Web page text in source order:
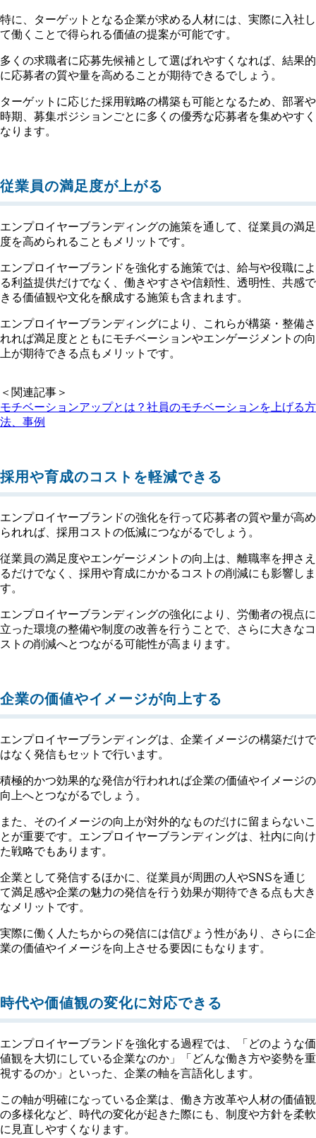
特に、ターゲットとなる企業が求める人材には、実際に入社し
て働くことで得られる価値の提案が可能です。
多くの求職者に応募先候補として選ばれやすくなれば、結果的
に応募者の質や量を高めることが期待できるでしょう。
ターゲットに応じた採用戦略の構築も可能となるため、部署や
時期、募集ポジションごとに多くの優秀な応募者を集めやすく
なります。
従業員の満足度が上がる
エンプロイヤーブランディングの施策を通して、従業員の満足
度を高められることもメリットです。
エンプロイヤーブランドを強化する施策では、給与や役職によ
る利益提供だけでなく、働きやすさや信頼性、透明性、共感で
きる価値観や文化を醸成する施策も含まれます。
エンプロイヤーブランディングにより、これらが構築・整備さ
れれば満足度とともにモチベーションやエンゲージメントの向
上が期待できる点もメリットです。
＜関連記事＞
モチベーションアップとは？社員のモチベーションを上げる方
法、事例
採用や育成のコストを軽減できる
エンプロイヤーブランドの強化を行って応募者の質や量が高め
られれば、採用コストの低減につながるでしょう。
従業員の満足度やエンゲージメントの向上は、離職率を押さえ
るだけでなく、採用や育成にかかるコストの削減にも影響しま
す。
エンプロイヤーブランディングの強化により、労働者の視点に
立った環境の整備や制度の改善を行うことで、さらに大きなコ
ストの削減へとつながる可能性が高まります。
企業の価値やイメージが向上する
エンプロイヤーブランディングは、企業イメージの構築だけで
はなく発信もセットで行います。
積極的かつ効果的な発信が行われれば企業の価値やイメージの
向上へとつながるでしょう。
また、そのイメージの向上が対外的なものだけに留まらないこ
とが重要です。エンプロイヤーブランディングは、社内に向け
た戦略でもあります。
企業として発信するほかに、従業員が周囲の人やSNSを通じ
て満足感や企業の魅力の発信を行う効果が期待できる点も大き
なメリットです。
実際に働く人たちからの発信には信ぴょう性があり、さらに企
業の価値やイメージを向上させる要因にもなります。
時代や価値観の変化に対応できる
エンプロイヤーブランドを強化する過程では、「どのような価
値観を大切にしている企業なのか」「どんな働き方や姿勢を重
視するのか」といった、企業の軸を言語化します。
この軸が明確になっている企業は、働き方改革や人材の価値観
の多様化など、時代の変化が起きた際にも、制度や方針を柔軟
に見直しやすくなります。